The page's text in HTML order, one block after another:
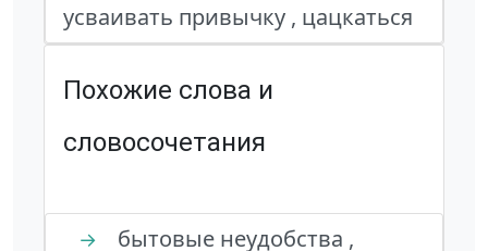
усваивать привычку , цацкаться
Похожие слова и
словосочетания
→
бытовые неудобства ,